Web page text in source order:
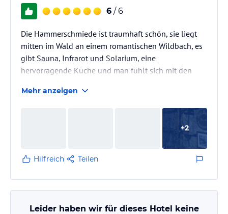
6 / 6
Die Hammerschmiede ist traumhaft schön, sie liegt
mitten im Wald an einem romantischen Wildbach, es
gibt Sauna, Infrarot und Solarium, eine
hervorragende Küche und man fühlt sich mit den
knallfrei zu verbringen, war ursprünglich der Grund
für unseren ersten Besuch hier, nun sind wir bereits
das fünfte Mal da und können uns nicht vorstellen,
unseren einwöchigen Silvesterurlaub woanders zu
Ernestine S., die das Hotel 1971…
Mehr anzeigen
+2
Hilfreich Teilen
Leider haben wir für dieses Hotel keine